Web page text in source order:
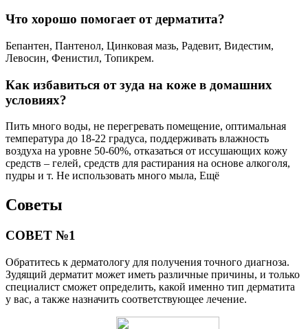
Что хорошо помогает от дерматита?
Бепантен, Пантенол, Цинковая мазь, Радевит, Видестим,
Левосин, Фенистил, Топикрем.
Как избавиться от зуда на коже в домашних
условиях?
Пить много воды, не перегревать помещение, оптимальная
температура до 18-22 градуса, поддерживать влажность
воздуха на уровне 50-60%, отказаться от иссушающих кожу
средств – гелей, средств для растирания на основе алкоголя,
пудры и т. Не использовать много мыла, Ещё
Советы
СОВЕТ №1
Обратитесь к дерматологу для получения точного диагноза.
Зудящий дерматит может иметь различные причины, и только
специалист сможет определить, какой именно тип дерматита
у вас, а также назначить соответствующее лечение.